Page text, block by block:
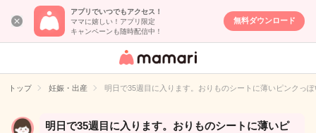
アプリでいつでもアクセス！
ママに嬉しい！アプリ限定
キャンペーンも随時配信中！
無料ダウンロード
女性専用匿名QA
イト
トップ 妊娠・出産 明日で35週目に入ります。おりものシートに薄いピンクっ
明日で35週目に入ります。おりものシートに薄いピ